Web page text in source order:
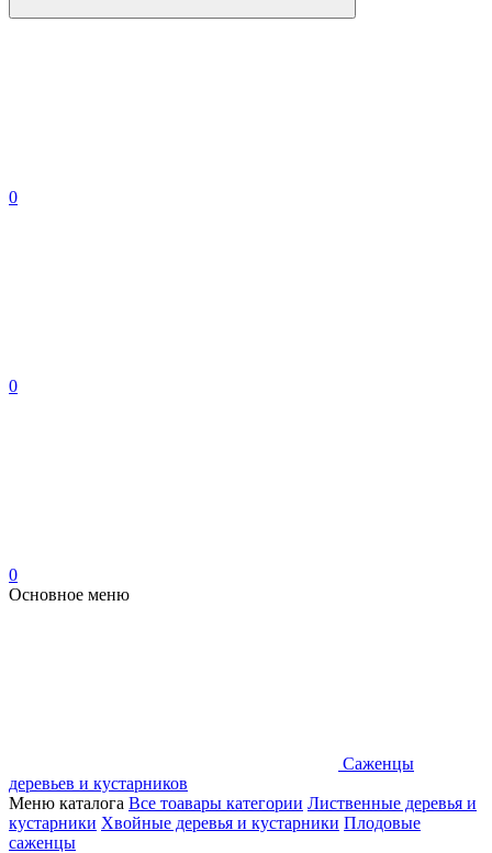
0
0
0
Основное меню
Саженцы
деревьев и кустарников
Меню каталога Все тоавары категории Лиственные деревья и
кустарники Хвойные деревья и кустарники Плодовые
саженцы